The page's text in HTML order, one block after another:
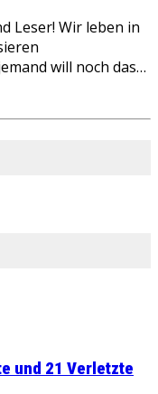
Leser! Wir leben in
will noch das…
und 21 Verletzte